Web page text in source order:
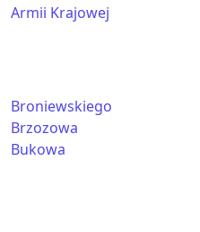
Armii Krajowej
Broniewskiego
Brzozowa
Bukowa